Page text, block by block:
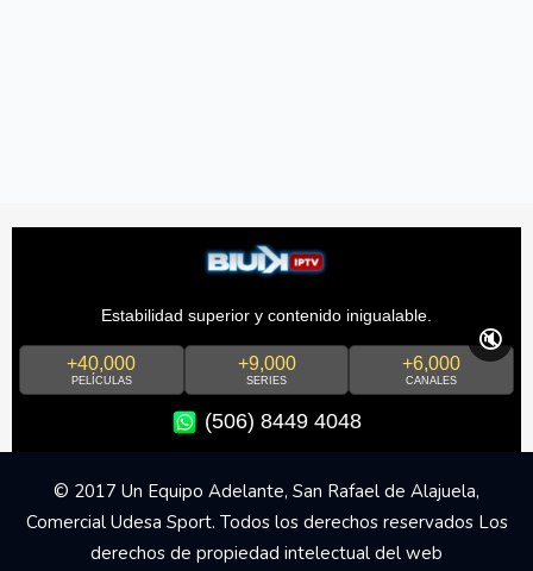
Estabilidad superior y contenido inigualable.
+40,000
PELÍCULAS
+9,000
SERIES
+6,000
CANALES
(506) 8449 4048
🔇
© 2017 Un Equipo Adelante, San Rafael de Alajuela,
Comercial Udesa Sport. Todos los derechos reservados Los
derechos de propiedad intelectual del web